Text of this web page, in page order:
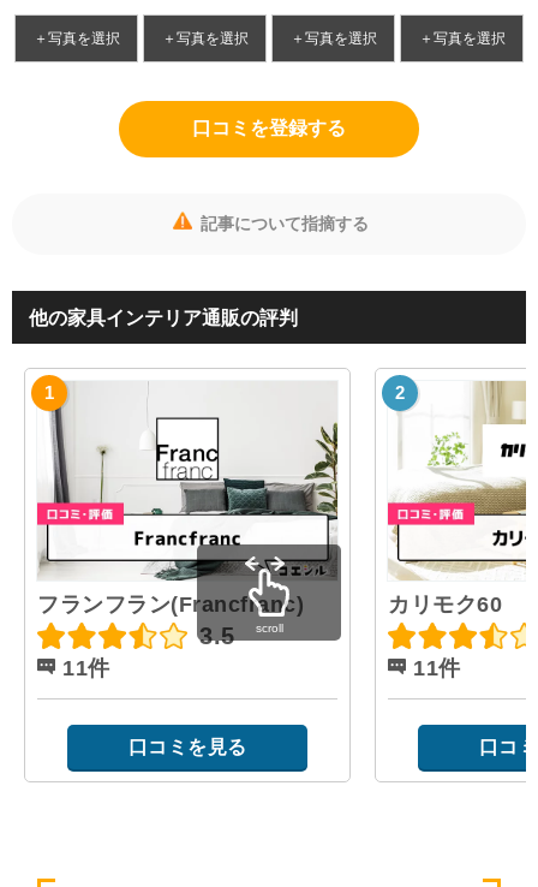
＋写真を選択 ＋写真を選択 ＋写真を選択 ＋写真を選択
口コミを登録する
記事について指摘する
他の家具インテリア通販の評判
フランフラン(Francfranc)
3.5
11件
口コミを見る
カリモク60
11件
口コ
scroll